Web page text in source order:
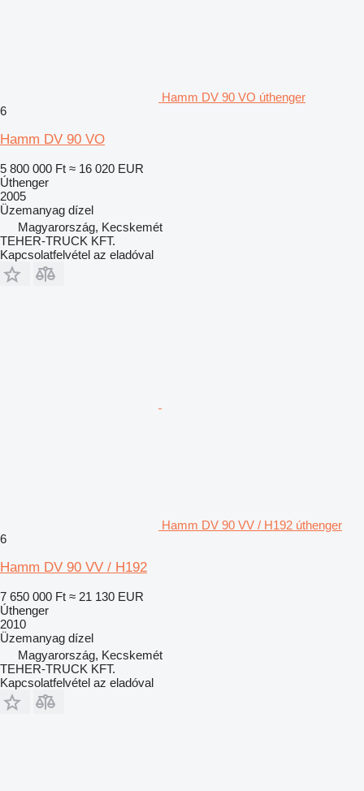
Hamm DV 90 VO úthenger
6
Hamm DV 90 VO
5 800 000 Ft ≈ 16 020 EUR
Úthenger
2005
Üzemanyag dízel
Magyarország, Kecskemét
TEHER-TRUCK KFT.
Kapcsolatfelvétel az eladóval
Hamm DV 90 VV / H192 úthenger
6
Hamm DV 90 VV / H192
7 650 000 Ft ≈ 21 130 EUR
Úthenger
2010
Üzemanyag dízel
Magyarország, Kecskemét
TEHER-TRUCK KFT.
Kapcsolatfelvétel az eladóval